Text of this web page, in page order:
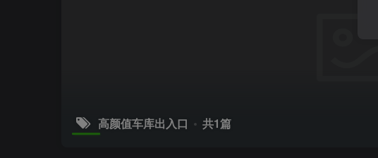
高颜值车库出入口 共1篇